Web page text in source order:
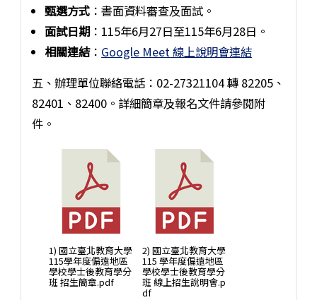
甄選方式 ：書面資料審查及面試。
面試日期：115年6月27日至115年6月28日。
相關連結： Google Meet 線上說明會連結
五、辦理單位聯絡電話：02-27321104 轉 82205、
82401、82400。詳細簡章及報名文件請參閱附
件。
1) 國立臺北教育大學
115學年度偏遠地區
學校學士後教育學分
班 招生簡章.pdf
2) 國立臺北教育大學
115 學年度偏遠地區
學校學士後教育學分
班 線上招生說明會.p
df